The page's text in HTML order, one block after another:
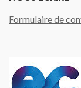
Formulaire de